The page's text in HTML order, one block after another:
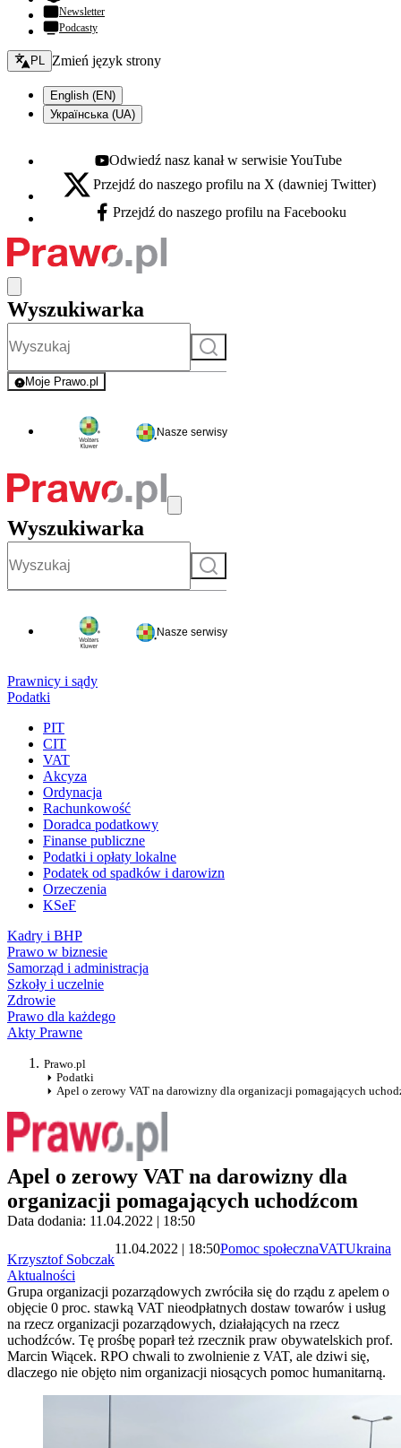
Newsletter
Podcasty
Zmień język - bieżący:
PL Zmień język strony
English (EN)
Українська (UA)
Youtube - otwiera się w nowej karcie
Odwiedź nasz kanał w serwisie YouTube
X - otwiera się w nowej karcie
Przejdź do naszego profilu na X (dawniej Twitter)
Facebook - otwiera się w nowej karcie
Przejdź do naszego profilu na Facebooku
Wyszukiwarka
Szukaj
Moje Prawo.pl
- rejestracja i logowanie do serwisu
Nasze serwisy
Wyszukiwarka
Szukaj
Nasze serwisy
Prawnicy i sądy
Podatki
PIT
CIT
VAT
Akcyza
Ordynacja
Rachunkowość
Doradca podatkowy
Finanse publiczne
Podatki i opłaty lokalne
Podatek od spadków i darowizn
Orzeczenia
KSeF
Kadry i BHP
Prawo w biznesie
Samorząd i administracja
Szkoły i uczelnie
Zdrowie
Prawo dla każdego
Akty Prawne
Prawo.pl
Podatki
Apel o zerowy VAT na darowizny dla organizacji pomagających
Apel o zerowy VAT na darowizny dla
organizacji pomagających uchodźcom
Data dodania: 11.04.2022 | 18:50
Krzysztof Sobczak
11.04.2022 | 18:50Pomoc społecznaVATUkraina
Aktualności
Grupa organizacji pozarządowych zwróciła się do rządu z apelem o
objęcie 0 proc. stawką VAT nieodpłatnych dostaw towarów i usług
na rzecz organizacji pozarządowych, działających na rzecz
uchodźców. Tę prośbę poparł też rzecznik praw obywatelskich prof.
Marcin Wiącek. RPO chwali to zwolnienie z VAT, ale dziwi się,
dlaczego nie objęto nim organizacji niosących pomoc humanitarną.